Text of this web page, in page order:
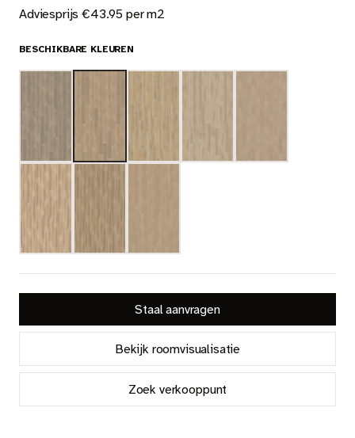
Adviesprijs €43.95 per m2
BESCHIKBARE KLEUREN
Staal aanvragen
Bekijk roomvisualisatie
Zoek verkooppunt